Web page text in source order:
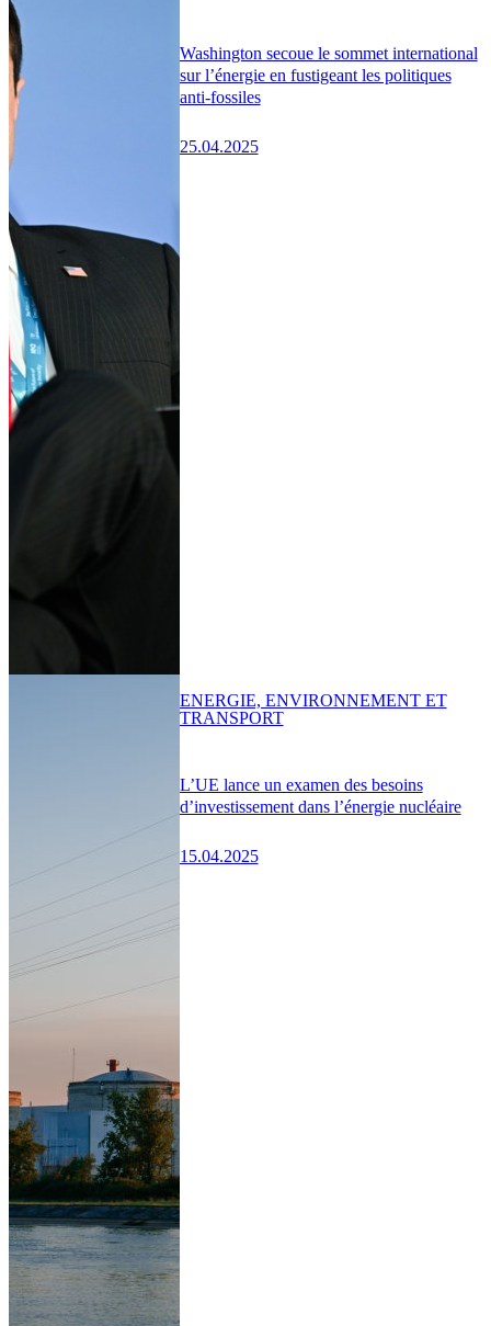
Washington secoue le sommet international
sur l’énergie en fustigeant les politiques
anti-fossiles
25.04.2025
L’UE lance un examen des besoins
d’investissement dans l’énergie nucléaire
15.04.2025
ENERGIE, ENVIRONNEMENT ET
TRANSPORT